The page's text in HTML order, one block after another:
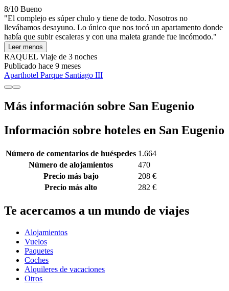
8/10 Bueno
"El complejo es súper chulo y tiene de todo. Nosotros no
llevábamos desayuno. Lo único que nos tocó un apartamento donde
había que subir escaleras y con una maleta grande fue incómodo."
Leer menos
RAQUEL Viaje de 3 noches
Publicado hace 9 meses
Aparthotel Parque Santiago III
Más información sobre San Eugenio
Información sobre hoteles en San Eugenio
Número de comentarios de huéspedes 1.664
Número de alojamientos
470
Precio más bajo
208 €
Precio más alto
282 €
Te acercamos a un mundo de viajes
Alojamientos
Vuelos
Paquetes
Coches
Alquileres de vacaciones
Otros